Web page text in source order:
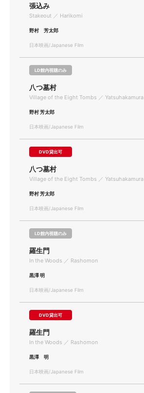
張込み
Stakeout ／ Harikomi
野村 芳太郎
日本映画/Japanese Film
LD館内視聴のみ
八つ墓村
Village of the Eight Tombs ／ Yatsuhakamura
野村 芳太郎
日本映画/Japanese Film
DVD貸出可
八つ墓村
Village of the Eight Tombs ／ Yatsuhakamura
野村 芳太郎
日本映画/Japanese Film
LD館内視聴のみ
羅生門
In the Woods ／ Rashomon
黒澤 明
日本映画/Japanese Film
DVD貸出可
羅生門
In the Woods ／ Rashomon
黒澤 明
日本映画/Japanese Film